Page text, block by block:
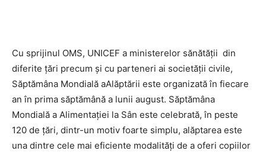
Cu sprijinul OMS, UNICEF a ministerelor sănătății din
diferite țări precum și cu parteneri ai societății civile,
Săptămâna Mondială aAlăptării este organizată în fiecare
an în prima săptămână a lunii august. Săptămâna
Mondială a Alimentației la Sân este celebrată, în peste
120 de ţări, dintr-un motiv foarte simplu, alăptarea este
una dintre cele mai eficiente modalități de a oferi copiilor